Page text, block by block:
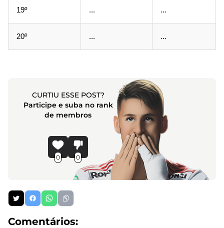
19º ... ...
20º ... ...
CURTIU ESSE POST?
Participe e suba no rank
de membros
0 0
Comentários: